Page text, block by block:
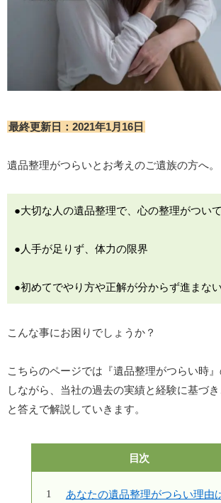
最終更新日：2021年1月16日
遺品整理がつらいとお考えのご遺族の方へ。
●大切な人の遺品整理で、心の整理がつい
●人手が足りず、体力の限界
●初めてでやり方や正解が分からず進まない
こんな事にお困りでしょうか？
こちらのページでは『遺品整理がつらい時
しながら、当社の過去の実績と経験に基づ
と答えで解説していきます。
目次
あなたの遺品整理がつらい理由